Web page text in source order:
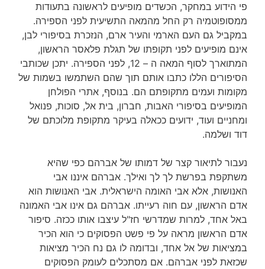
פי הידוע במחקר, הכשדים מופיעים לראשונה בתעודות
ממסופוטמיה רק החל מהמאה התשיעית לפני הספירה.
במקביל גם העם הארמי והעיר ארם, הנזכרת בסיפורי לבן,
אינם מופיעים לפני תקופתו של תגלת פלאסר הראשון,
המתוארך לסוף המאה ה – 12, לפני הספירה. יתכן שכותבי
הסיפורים הללו כתבו אותם תוך שהם השתמשו בשמות של
מקומות ועמים מתקופתם הם. בנוסף, אתרי הפולחן
המופיעים בסיפורי האבות, חברון, בית אל, סוכות, פנואל
ומחניים ועוד, ידועים ככאלה בעיקר מתקופת מלוכתם של
דוד ושלמה.
נעבור לתיאור קצר של דמותו של אברהם כפי שהיא
משתקפת בפרשת לך לך ואילך. אברהם איננו אבי
האנושות, אלא אבי האומה הישראלית. אבי האנושות הוא
אדם הראשון, עם חוה רעייתו. אברהם גם אינו אבי האמונה
באל אחד, למרות שמדרשי חז"ל עיצבו אותו ככזה. סיפור
אדם הראשון מראה על פי פשט הפסוקים כי הוא הכיר
במציאות של אל אחד, ובדומה לו גם נח הכיר מציאות
שכזאת לפני אברהם. אם מסתכלים לעומק הפסוקים